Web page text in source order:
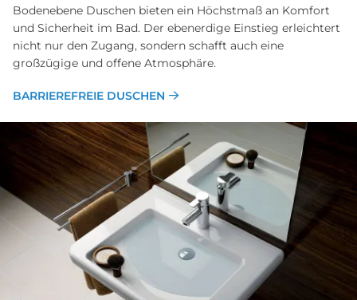
Bodenebene Duschen bieten ein Höchstmaß an Komfort
und Sicherheit im Bad. Der ebenerdige Einstieg erleichtert
nicht nur den Zugang, sondern schafft auch eine
großzügige und offene Atmosphäre.
BARRIEREFREIE DUSCHEN